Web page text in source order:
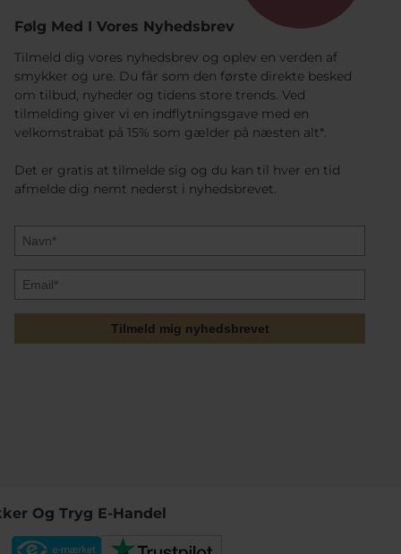
Følg Med I Vores Nyhedsbrev
Tilmeld dig vores nyhedsbrev og oplev en verden af
smykker og ure. Du får som den første direkte besked
om tilbud, nyheder og tidens store trends. Ved
tilmelding giver vi en indflytningsgave med en
velkomstrabat på 15% som gælder på næsten alt*.
Det er gratis at tilmelde sig og du kan til hver en tid
afmelde dig nemt nederst i nyhedsbrevet.
Tilmeld mig nyhedsbrevet
Og Tryg E-Handel